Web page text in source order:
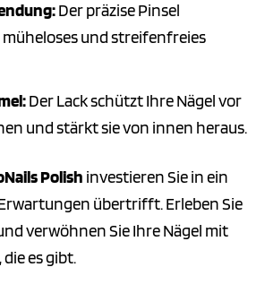
Der präzise Pinsel
und streifenfreies
Der Lack schützt Ihre Nägel vor
und stärkt sie von innen heraus.
Polish investieren Sie in ein
übertrifft. Erleben Sie
verwöhnen Sie Ihre Nägel mit
es gibt.